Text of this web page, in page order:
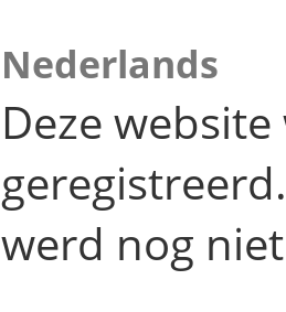
Nederlands
Deze
werd nog